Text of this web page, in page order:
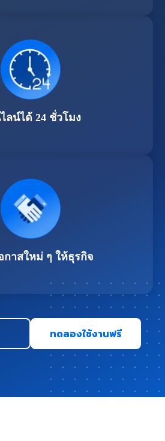
ลน์ได้ 24 ชั่วโมง
กาสใหม่ ๆ ให้ธุรกิจ
ทดลองใช้งานฟรี